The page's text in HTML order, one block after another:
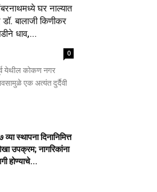
घर नाल्यात
बालाजी किणीकर
धाव,...
0
येथील कोकण नगर
एक अत्यंत दुर्दैवी
स्थापना दिनानिमित्त
उपक्रम; नागरिकांना
होण्याचे...